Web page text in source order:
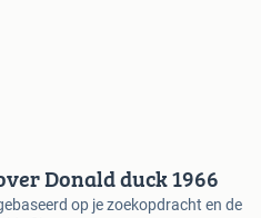
Donald duck 1966
op je zoekopdracht en de